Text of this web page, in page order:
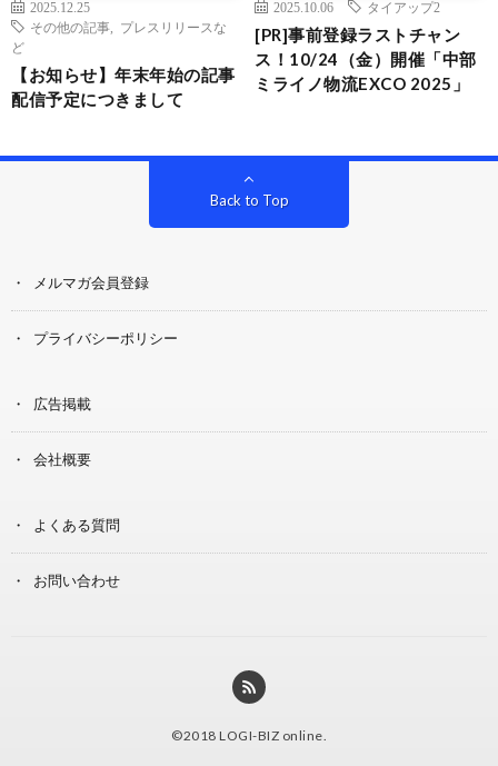
2025.12.25
その他の記事
プレスリリースな
ど
【お知らせ】年末年始の記事
配信予定につきまして
2025.10.06 タイアップ2
[PR]事前登録ラストチャン
ス！10/24（金）開催「中部
ミライノ物流EXCO 2025」
Back to Top
メルマガ会員登録
プライバシーポリシー
広告掲載
会社概要
よくある質問
お問い合わせ
©2018 LOGI-BIZ online